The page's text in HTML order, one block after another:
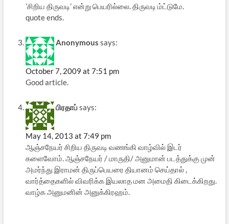
’சிறிய திருவடி’ என்று பெயரில்லை. திருவடி ம்ட்டுமே.
quote ends.
Anonymous says:
October 7, 2009 at 7:51 pm
Good article.
பிரதாப் says:
May 14, 2013 at 7:49 pm
ஆஞ்சநேயர் சிறிய திருவடி வணங்கி வாழ்வில் இடர்
களைவோம். ஆஞ்சநேயர் / மாருதி/ அனுமான் படத்துக்கு முன்
அமர்ந்து இராமன் திருப்பெயரை தியானம் செய்தால் ,
வார்த்தைகளில் விவரிக்க இயலாத மன அமைதி கிடைக்கிறது.
வாழ்க அனுமனின் அனுக்கிரஹம்.